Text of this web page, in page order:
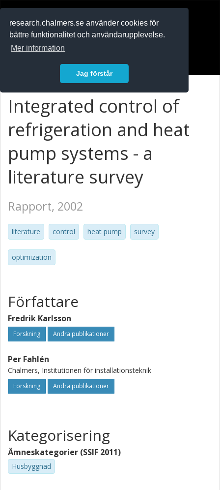
research.chalmers.se använder cookies för
bättre funktionalitet och användarupplevelse.
Mer information
Jag förstår
Integrated control of
refrigeration and heat
pump systems - a
literature survey
Rapport, 2002
literature control heat pump survey
optimization
Författare
Fredrik Karlsson
Forskning Andra publikationer
Per Fahlén
Chalmers, Institutionen för installationsteknik
Forskning Andra publikationer
Kategorisering
Ämneskategorier (SSIF 2011)
Husbyggnad